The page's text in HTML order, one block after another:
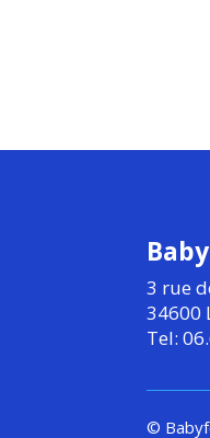
3 rue
34600
Tel:
©